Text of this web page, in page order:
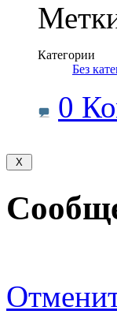
Категории
Без
0